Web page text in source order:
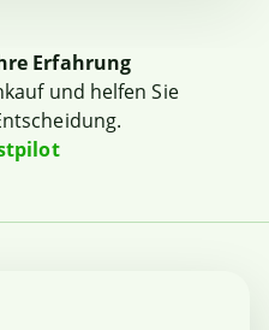
Erfahrung
und helfen Sie